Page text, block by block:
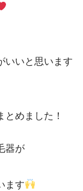
いいと思います
めました！
器が
ます